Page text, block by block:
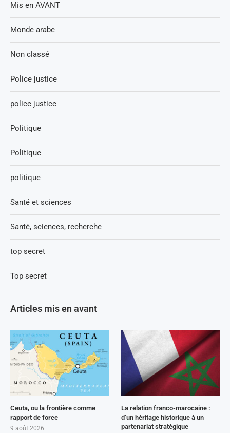
Mis en AVANT
Monde arabe
Non classé
Police justice
police justice
Politique
Politique
politique
Santé et sciences
Santé, sciences, recherche
top secret
Top secret
Articles mis en avant
Ceuta, ou la frontière comme
rapport de force
9 août 2026
La relation franco-marocaine :
d’un héritage historique à un
partenariat stratégique